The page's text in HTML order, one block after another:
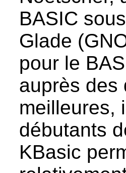
BASIC
Glade
pour le
auprès des
meilleures,
débutants
KBasic